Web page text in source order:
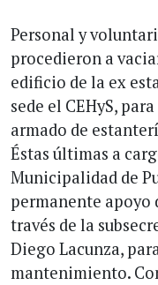
Personal y
procedieron a
edificio de la ex
sede el CEHyS,
armado de
Éstas últimas a
Municipalidad de
permanente
través de la
Diego Lacunza,
mantenimiento.